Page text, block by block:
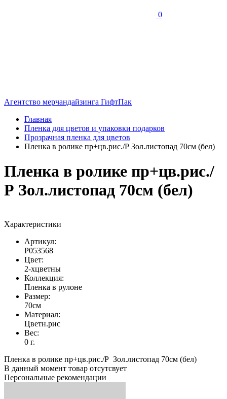
0
Агентство мерчандайзинга ГифтПак
Главная
Пленка для цветов и упаковки подарков
Прозрачная пленка для цветов
Пленка в ролике пр+цв.рис./Р Зол.листопад 70см (бел)
Пленка в ролике пр+цв.рис./
Р Зол.листопад 70см (бел)
Характеристики
Артикул:
Р053568
Цвет:
2-хцветны
Коллекция:
Пленка в рулоне
Размер:
70см
Материал:
Цветн.рис
Вес:
0 г.
Пленка в ролике пр+цв.рис./Р Зол.листопад 70см (бел)
В данный момент товар отсутсвует
Персональные рекомендации